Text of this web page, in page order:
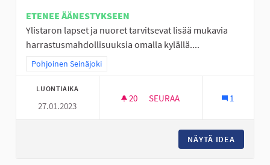
ETENEE ÄÄNESTYKSEEN
Ylistaron lapset ja nuoret tarvitsevat lisää mukavia
harrastusmahdollisuuksia omalla kylällä....
Rajaa tulokset teeman mukaan: Pohjoinen Seinäjoki
Pohjoinen Seinäjoki
LUONTIAIKA
27.01.2023
20 20 SEURAAJAA
SEURAA 1
NÄYTÄ IDEA